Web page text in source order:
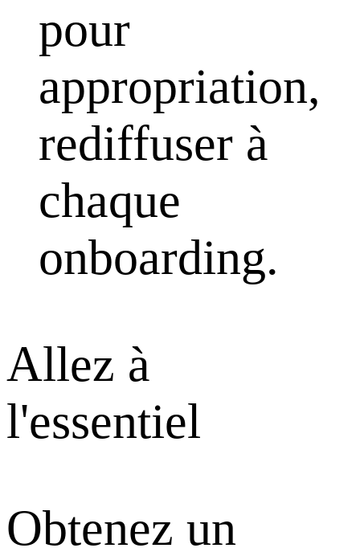
pour
appropriation,
rediffuser à
chaque
onboarding.
Allez à
l'essentiel
Obtenez un